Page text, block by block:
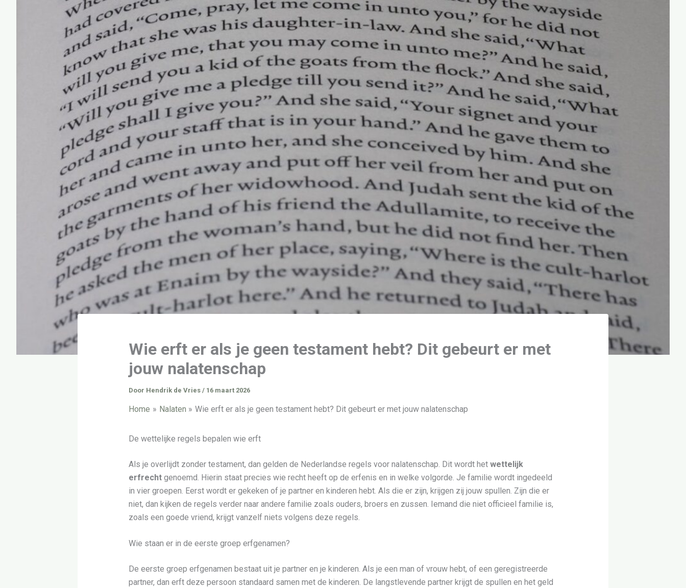
Wie erft er als je geen testament hebt? Dit gebeurt er met
jouw nalatenschap
Door Hendrik de Vries / 16 maart 2026
Home Nalaten Wie erft er als je geen testament hebt? Dit gebeurt er met jouw nalatenschap
De wettelijke regels bepalen wie erft
Als je overlijdt zonder testament, dan gelden de Nederlandse regels voor nalatenschap. Dit wordt het wettelijk
erfrecht genoemd. Hierin staat precies wie recht heeft op de erfenis en in welke volgorde. Je familie wordt ingedeeld
in vier groepen. Eerst wordt er gekeken of je partner en kinderen hebt. Als die er zijn, krijgen zij jouw spullen. Zijn die er
niet, dan kijken de regels verder naar andere familie zoals ouders, broers en zussen. Iemand die niet officieel familie is,
zoals een goede vriend, krijgt vanzelf niets volgens deze regels.
Wie staan er in de eerste groep erfgenamen?
De eerste groep erfgenamen bestaat uit je partner en je kinderen. Als je een man of vrouw hebt, of een geregistreerde
partner, dan erft deze persoon standaard samen met de kinderen. De langstlevende partner krijgt de spullen en het geld